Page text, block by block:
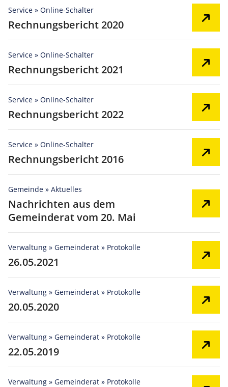
Service » Online-Schalter
Rechnungsbericht 2020
Service » Online-Schalter
Rechnungsbericht 2021
Service » Online-Schalter
Rechnungsbericht 2022
Service » Online-Schalter
Rechnungsbericht 2016
Gemeinde » Aktuelles
Nachrichten aus dem
Gemeinderat vom 20. Mai
Verwaltung » Gemeinderat » Protokolle
26.05.2021
Verwaltung » Gemeinderat » Protokolle
20.05.2020
Verwaltung » Gemeinderat » Protokolle
22.05.2019
Verwaltung » Gemeinderat » Protokolle